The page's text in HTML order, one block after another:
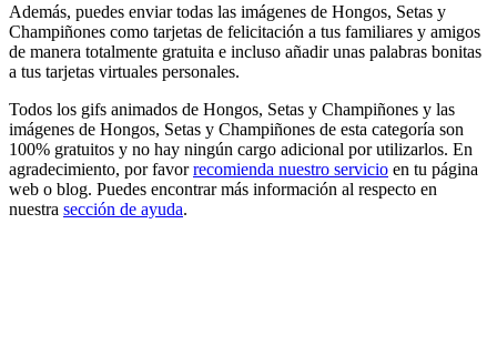
Además, puedes enviar todas las imágenes de Hongos, Setas y
Champiñones como tarjetas de felicitación a tus familiares y amigos
de manera totalmente gratuita e incluso añadir unas palabras bonitas
a tus tarjetas virtuales personales.
Todos los gifs animados de Hongos, Setas y Champiñones y las
imágenes de Hongos, Setas y Champiñones de esta categoría son
100% gratuitos y no hay ningún cargo adicional por utilizarlos. En
agradecimiento, por favorrecomienda nuestro servicio en tu página
web o blog. Puedes encontrar más información al respecto en
nuestra sección de ayuda.